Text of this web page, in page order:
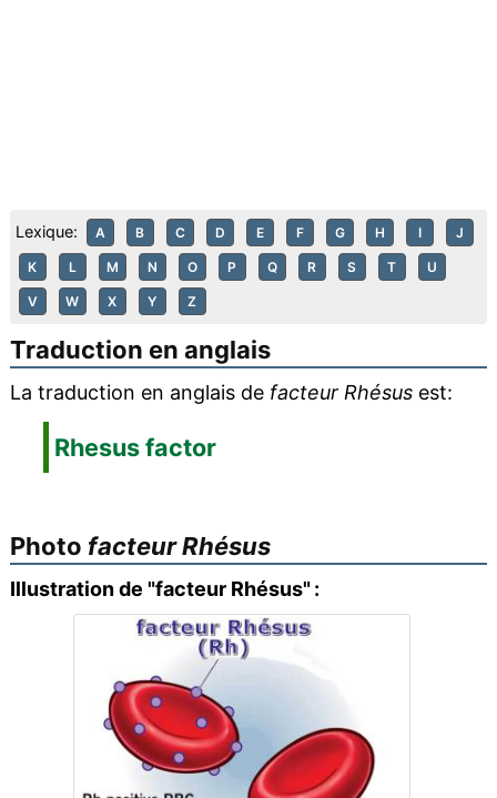
Lexique: A B C D E F G H I J
K L M N O P Q R S T U
V W X Y Z
Traduction en anglais
La traduction en anglais de facteur Rhésusest:
Rhesus factor
Photo facteur Rhésus
Illustration de "facteur Rhésus" :